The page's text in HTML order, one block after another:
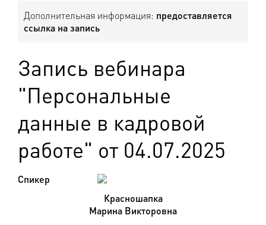
Дополнительная информация: предоставляется
ссылка на запись
Запись вебинара
"Персональные
данные в кадровой
работе" от 04.07.2025
Спикер
Красношапка
Марина Викторовна